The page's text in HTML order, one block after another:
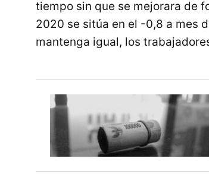
tiempo sin que se mejorara de
2020 se sitúa en el -0,8 a mes
mantenga igual, los